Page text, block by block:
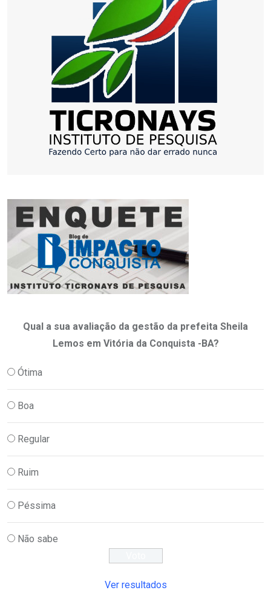
Qual a sua avaliação da gestão da prefeita Sheila
Lemos em Vitória da Conquista -BA?
Ótima
Boa
Regular
Ruim
Péssima
Não sabe
Ver resultados